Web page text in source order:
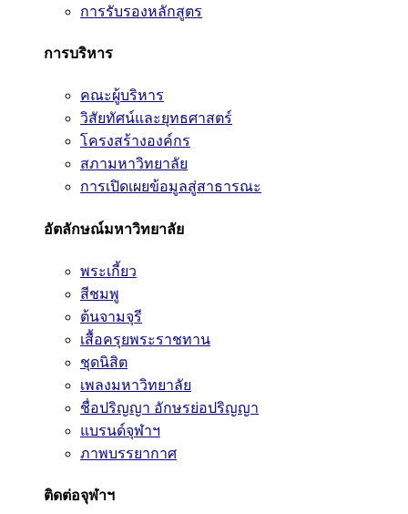
การรับรองหลักสูตร
การบริหาร
คณะผู้บริหาร
วิสัยทัศน์และยุทธศาสตร์
โครงสร้างองค์กร
สภามหาวิทยาลัย
การเปิดเผยข้อมูลสู่สาธารณะ
อัตลักษณ์มหาวิทยาลัย
พระเกี้ยว
สีชมพู
ต้นจามจุรี
เสื้อครุยพระราชทาน
ชุดนิสิต
เพลงมหาวิทยาลัย
ชื่อปริญญา อักษรย่อปริญญา
แบรนด์จุฬาฯ
ภาพบรรยากาศ
ติดต่อจุฬาฯ